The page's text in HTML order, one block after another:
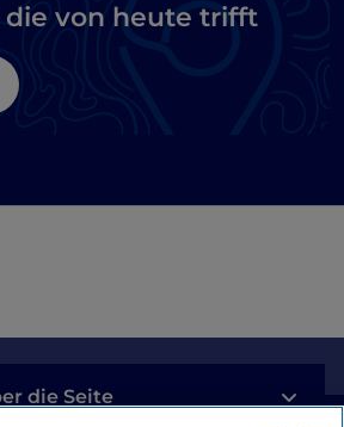
die von heute trifft
die Seite